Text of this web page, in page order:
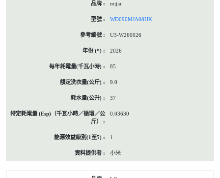
mijia
WD090MJA08HK
U3-W260026
2026
85
9.0
37
0.03630
1
小米